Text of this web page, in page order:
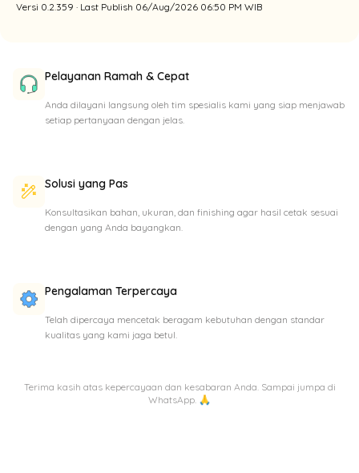
Versi 0.2.359 · Last Publish 06/Aug/2026 06:50 PM WIB
Pelayanan Ramah & Cepat
Anda dilayani langsung oleh tim spesialis kami yang siap menjawab
setiap pertanyaan dengan jelas.
Solusi yang Pas
Konsultasikan bahan, ukuran, dan finishing agar hasil cetak sesuai
dengan yang Anda bayangkan.
Pengalaman Terpercaya
Telah dipercaya mencetak beragam kebutuhan dengan standar
kualitas yang kami jaga betul.
Terima kasih atas kepercayaan dan kesabaran Anda. Sampai jumpa di
WhatsApp. 🙏